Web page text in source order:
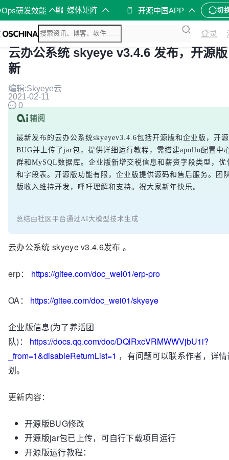
研发效能 媒体矩阵 开源中国APP 切
登录
云办公系统 skyeye v3.4.6 发布，开源
新
编辑:Skyeye云
2021-02-11
0
最新发布的云办公系统skyeyev3.4.6包括开源版和企业版，开
BUG并上传了jar包，提供详细运行教程，需搭建apollo配置中
群和MySQL数据库。企业版新增交税信息和薪资字段类型，优
和字段表。开源版功能有限，企业版提供源码和售后服务。团
版收入维持开发，呼吁理解和支持。祝大家新年快乐。
总结由社区平台通过AI大模型技术生成
云办公系统 skyeye v3.4.6发布 。
erp： https://gitee.com/doc_wei01/erp-pro
OA： https://gitee.com/doc_wei01/skyeye
企业版信息(为了养活团
队)： https://docs.qq.com/doc/DQlRxcVRMWWVjbU1i?
_from=1&disableReturnList=1 ，有问题可以联系作者，详
划。
更新内容：
开源版BUG修改
开源版jar包已上传，可自行下载项目运行
开源版运行教程：